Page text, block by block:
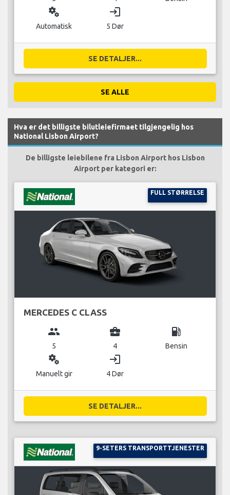
miscellaneous_services
Automatisk
login
5 Dør
SE DETALJER...
SE ALLE
Hva er det billigste bilutleiefirmaet tilgjengelig hos
National Lisbon Airport?
De billigste leiebilene fra Lisbon Airport hos Lisbon
Airport per kategori er:
FULL STØRRELSE
MERCEDES C CLASS
group
5
business_center
4
local_gas_station
Bensin
miscellaneous_services
Manuelt gir
login
4 Dør
SE DETALJER...
9-SETERS TRANSPORTTJENESTER